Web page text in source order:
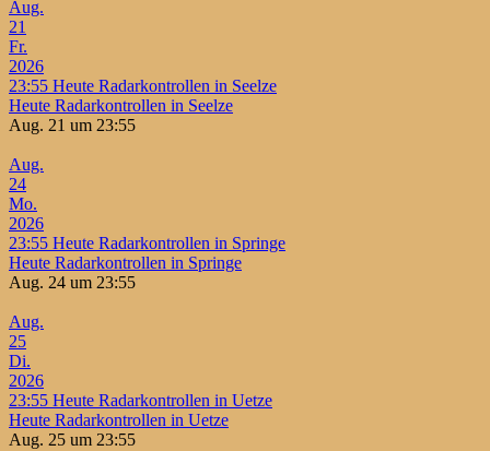
Aug.
21
Fr.
2026
23:55 Heute Radarkontrollen in Seelze
Heute Radarkontrollen in Seelze
Aug. 21 um 23:55
Aug.
24
Mo.
2026
23:55 Heute Radarkontrollen in Springe
Heute Radarkontrollen in Springe
Aug. 24 um 23:55
Aug.
25
Di.
2026
23:55 Heute Radarkontrollen in Uetze
Heute Radarkontrollen in Uetze
Aug. 25 um 23:55